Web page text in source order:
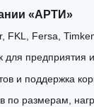
«АРТИ»
FKL, Fersa,
предприятия
и поддержка
по размерам,